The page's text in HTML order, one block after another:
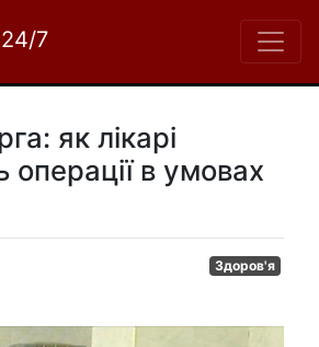
7
як лікарі
операції в умовах
Здоров'я